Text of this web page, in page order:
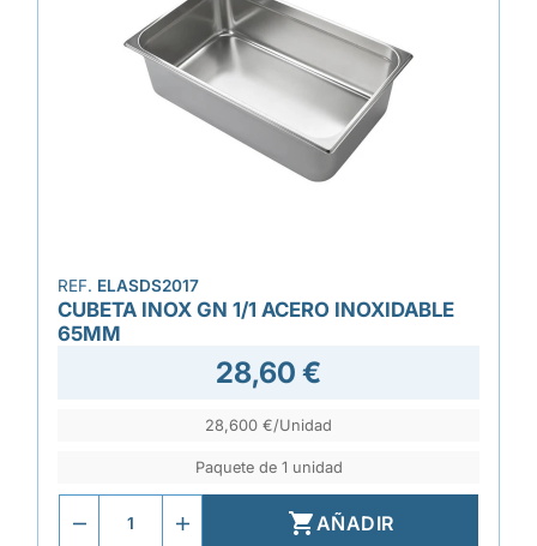
REF. ELASDS2017
CUBETA INOX GN 1/1 ACERO INOXIDABLE
65MM
28,60 €
28,600 €/Unidad
Paquete de 1 unidad
AÑADIR